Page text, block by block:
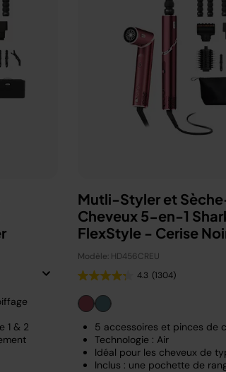
1 & 2
Mutli-Styler et
Cheveux 5-en-1 Shark
FlexStyle - Cerise
Modèle: HD456CREU
4.3 (1304)
5 accessoires et pinces de
Technologie : Air
Idéal pour les cheveux de
Inclus : une pochette de